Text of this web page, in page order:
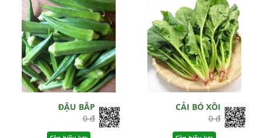
ĐẬU BẮP
0 đ
CẢI BÓ XÔI
0 đ